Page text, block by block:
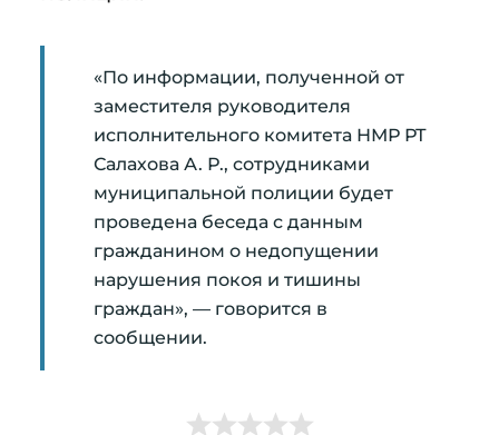
«По информации, полученной от
заместителя руководителя
исполнительного комитета НМР РТ
Салахова А. Р., сотрудниками
муниципальной полиции будет
проведена беседа с данным
гражданином о недопущении
нарушения покоя и тишины
граждан», — говорится в
сообщении.